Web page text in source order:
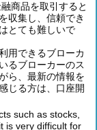
商品を取引すると
収集し、信頼でき
とても難しいで
用できるブローカ
るブローカーのス
ら、最新の情報を
じる方は、口座開
such as stocks,
is very difficult for